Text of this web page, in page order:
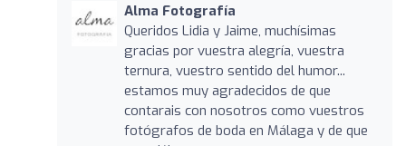
Alma Fotografía
Queridos Lidia y Jaime, muchísimas
gracias por vuestra alegría, vuestra
ternura, vuestro sentido del humor...
estamos muy agradecidos de que
contarais con nosotros como vuestros
fotógrafos de boda en Málaga y de que